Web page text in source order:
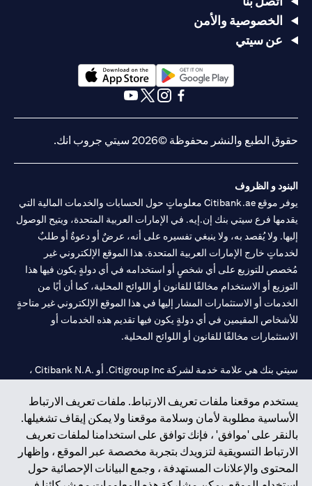
يستخدم موقعنا ملفات تعريف الارتباط. ملفات تعريف الارتباط
الأساسية مطلوبة لأمان وسلامة موقعنا ولا يمكن إيقاف تشغيلها.
بالنقر على 'موافق' ، فإنك توافق على استخدامنا لملفات تعريف
الارتباط التسويقية لتزويدك بتجربة مخصصة عبر الموقع ، وإظهار
المحتوى والإعلانات المستهدفة ، وجمع البيانات الإحصائية حول
الخصوصية والأمن
عن سيتي
(opens in a new tab)
حقوق الطبع والنشر محفوظة ©2026 سيتي جروب انك.
البنود و الظروف
يوفر موقع Citibank.ae معلوماتٍ حول الحسابات والخدمات المالية التي
يقدمها فرع سيتي بنك إن.إيه. في الإمارات العربية المتحدة، ويتيح الوصول
إليها. ولا يُقصد به، ولا ينبغي تفسيره على أنه، عرضٌ أو دعوةٌ أو طلبٌ
لخدماتٍ خارج الإمارات العربية المتحدة. هذا الموقع الإلكتروني غير
مُخصص للتوزيع على أي شخصٍ أو استخدامه في أي دولةٍ يكون فيها هذا
التوزيع أو الاستخدام مخالفًا للقانون أو اللوائح المحلية، كما أن أيًا من
الخدمات أو الاستثمارات المشار إليها في هذا الموقع الإلكتروني غير متاحةٍ
للأشخاص المقيمين في أي دولةٍ يكون فيها تقديم هذه الخدمات أو
الاستثمارات مخالفًا للقانون أو اللوائح المحلية.
سيتي بنك هي علامة خدمة لشركة Citigroup Inc. أو .Citibank N.A ،
سيتي بنك إن. إيه. الإمارات مسجل لدى مصرف الإمارات المركزي تحت
أرقام التراخيص 202563 لفرع الوصل في دبي، 531989 لفرع مول
الإمارات في دبي، وCN-1002019لفرع أبوظبي. هاتف: 4000 311 04.
فرع سيتي بنك إن إيه - الإمارات العربية المتحدة مرخص من مصرف